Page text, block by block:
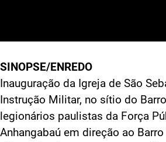
SINOPSE/ENREDO
Inauguração da Igreja de São
Instrução Militar, no sítio do
legionários paulistas da Força
Anhangabaú em direção ao